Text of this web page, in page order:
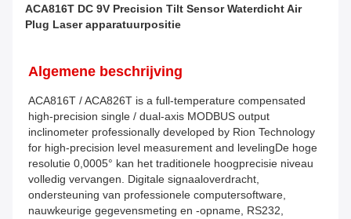
ACA816T DC 9V Precision Tilt Sensor Waterdicht Air
Plug Laser apparatuurpositie
Algemene beschrijving
ACA816T / ACA826T is a full-temperature compensated
high-precision single / dual-axis MODBUS output
inclinometer professionally developed by Rion Technology
for high-precision level measurement and levelingDe hoge
resolutie 0,0005° kan het traditionele hoogprecisie niveau
volledig vervangen. Digitale signaaloverdracht,
ondersteuning van professionele computersoftware,
nauwkeurige gegevensmeting en -opname, RS232,